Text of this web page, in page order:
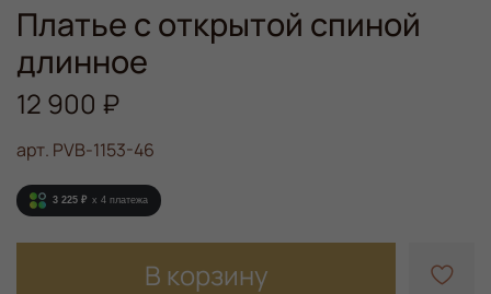
арт. PVB-1153-46
Платье с открытой спиной
длинное
12 900 ₽
3 225 ₽ x 4 платежа
В корзину